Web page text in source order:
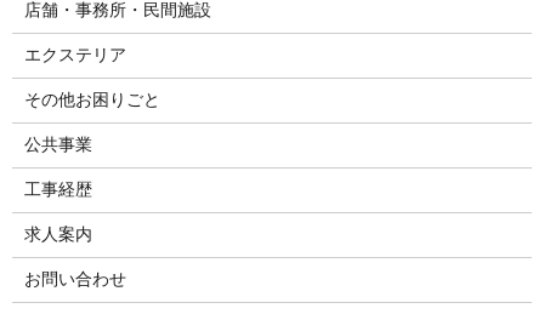
店舗・事務所・民間施設
エクステリア
その他お困りごと
公共事業
工事経歴
求人案内
お問い合わせ